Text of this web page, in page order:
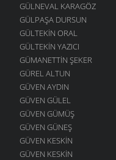
GÜLNEVAL KARAGÖZ
GÜLPAŞA DURSUN
GÜLTEKIN ORAL
GÜLTEKIN YAZICI
GÜMANETTIN ŞEKER
GÜREL ALTUN
GÜVEN AYDIN
GÜVEN GÜLEL
GÜVEN GÜMÜŞ
GÜVEN GÜNEŞ
GÜVEN KESKIN
GÜVEN KESKIN